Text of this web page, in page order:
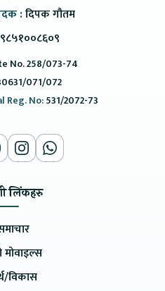
:दिपक गौतम
९८५१००८६०९
No. 258/073-74
071/072
Reg. No:531/2072-73
लिंकहरु
मोवाइल्स
विकास